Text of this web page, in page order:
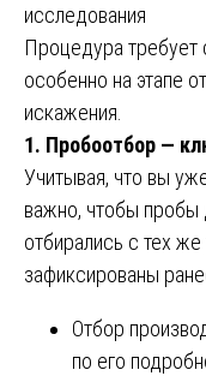
исследования
Процедура требует
особенно на этапе
искажения.
1. Пробоотбор —
Учитывая, что вы
важно, чтобы пробы
отбирались с тех
зафиксированы
Отбор
по его